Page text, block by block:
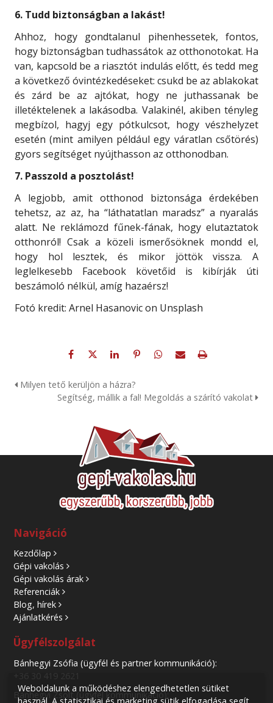
6. Tudd biztonságban a lakást!
Ahhoz, hogy gondtalanul pihenhessetek, fontos,
hogy biztonságban tudhassátok az otthonotokat. Ha
van, kapcsold be a riasztót indulás előtt, és tedd meg
a következő óvintézkedéseket: csukd be az ablakokat
és zárd be az ajtókat, hogy ne juthassanak be
illetéktelenek a lakásodba. Valakinél, akiben tényleg
megbízol, hagyj egy pótkulcsot, hogy vészhelyzet
esetén (mint amilyen például egy váratlan csőtörés)
gyors segítséget nyújthasson az otthonodban.
7. Passzold a posztolást!
A legjobb, amit otthonod biztonsága érdekében
tehetsz, az az, ha “láthatatlan maradsz” a nyaralás
alatt. Ne reklámozd fűnek-fának, hogy elutaztatok
otthonról! Csak a közeli ismerősöknek mondd el,
hogy hol lesztek, és mikor jöttök vissza. A
leglelkesebb Facebook követőid is kibírják úti
beszámoló nélkül, amíg hazaérsz!
Fotó kredit: Arnel Hasanovic on Unsplash
Milyen tető kerüljön a házra?
Segítség, mállik a fal! Megoldás a szárító vakolat
Navigáció
Kezdőlap
Gépi vakolás
Gépi vakolás árak
Referenciák
Blog, hírek
Ajánlatkérés
Ügyfélszolgálat
Bánhegyi Zsófia (ügyfél és partner kommunikáció):
Bánhegyi Zsolt (ügyfél kommunikáció):
Weboldalunk a működéshez elengedhetetlen sütiket